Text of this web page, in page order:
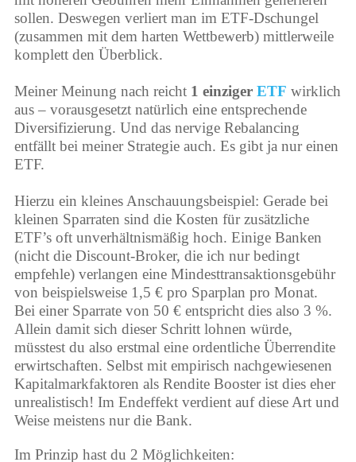
sollen. Deswegen verliert man im ETF-Dschungel
(zusammen mit dem harten Wettbewerb) mittlerweile
komplett den Überblick.
Meiner Meinung nach reicht 1 einziger ETF wirklich
aus – vorausgesetzt natürlich eine entsprechende
Diversifizierung. Und das nervige Rebalancing
entfällt bei meiner Strategie auch. Es gibt ja nur einen
ETF.
Hierzu ein kleines Anschauungsbeispiel: Gerade bei
kleinen Sparraten sind die Kosten für zusätzliche
ETF’s oft unverhältnismäßig hoch. Einige Banken
(nicht die Discount-Broker, die ich nur bedingt
empfehle) verlangen eine Mindesttransaktionsgebühr
von beispielsweise 1,5 € pro Sparplan pro Monat.
Bei einer Sparrate von 50 € entspricht dies also 3 %.
Allein damit sich dieser Schritt lohnen würde,
müsstest du also erstmal eine ordentliche Überrendite
erwirtschaften. Selbst mit empirisch nachgewiesenen
Kapitalmarkfaktoren als Rendite Booster ist dies eher
unrealistisch! Im Endeffekt verdient auf diese Art und
Weise meistens nur die Bank.
Im Prinzip hast du 2 Möglichkeiten: